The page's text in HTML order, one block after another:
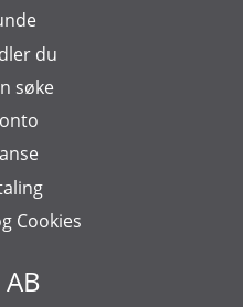
du
søke
Cookies